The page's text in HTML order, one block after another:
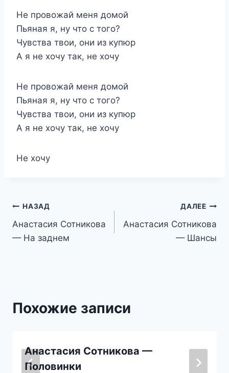
Не провожай меня домой
Пьяная я, ну что с того?
Чувства твои, они из купюр
А я не хочу так, не хочу
Не провожай меня домой
Пьяная я, ну что с того?
Чувства твои, они из купюр
А я не хочу так, не хочу
Не хочу
Навигация
по
НАЗАД
Анастасия Сотникова
— На заднем
ДАЛЕЕ
Анастасия Сотникова
— Шансы
Похожие записи
Анастасия Сотникова —
Половинки